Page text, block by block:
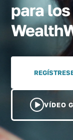
para
VÍDEO